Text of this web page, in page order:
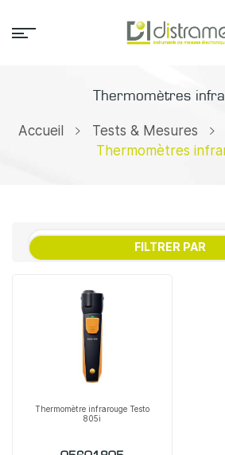
Thermomètres
Accueil Tests & Mesures
Thermomètres
Thermomètre infrarouge Testo
805i
FILTRER PAR